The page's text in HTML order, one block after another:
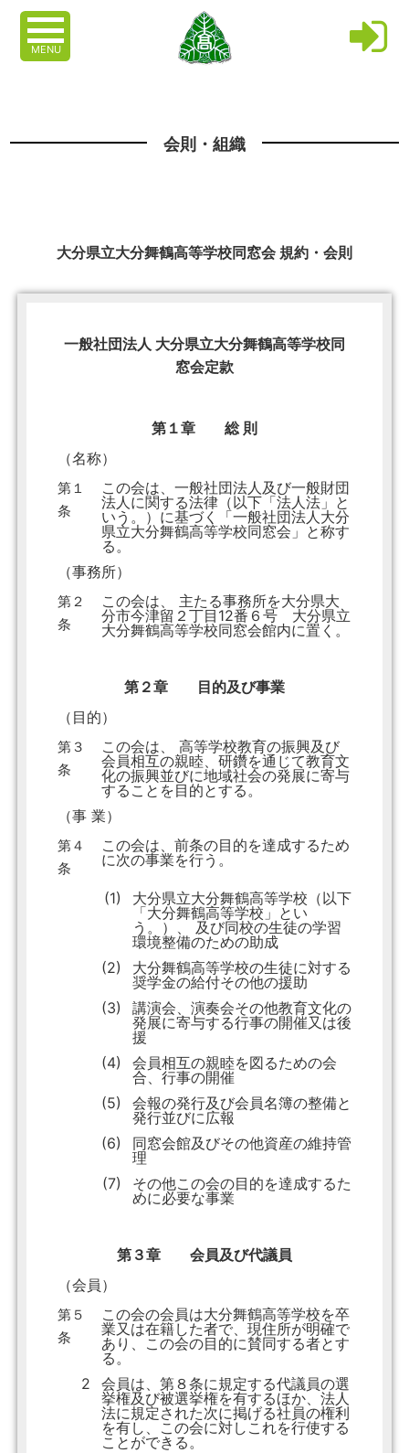
MENU
会則・組織
大分県立大分舞鶴高等学校同窓会 規約・会則
一般社団法人 大分県立大分舞鶴高等学校同
窓会定款
第１章 総 則
（名称）
第１
条
この会は、一般社団法人及び一般財団
法人に関する法律（以下「法人法」と
いう。）に基づく「一般社団法人大分
県立大分舞鶴高等学校同窓会」と称す
る。
（事務所）
第２
条
この会は、 主たる事務所を大分県大
分市今津留２丁目12番６号 大分県立
大分舞鶴高等学校同窓会館内に置く。
第２章 目的及び事業
（目的）
第３
条
この会は、 高等学校教育の振興及び
会員相互の親睦、研鑽を通じて教育文
化の振興並びに地域社会の発展に寄与
することを目的とする。
（事 業）
第４
条
この会は、前条の目的を達成するため
に次の事業を行う。
(1)
大分県立大分舞鶴高等学校（以下
「大分舞鶴高等学校」とい
う。）、 及び同校の生徒の学習
環境整備のための助成
(2)
大分舞鶴高等学校の生徒に対する
奨学金の給付その他の援助
(3)
講演会、演奏会その他教育文化の
発展に寄与する行事の開催又は後
援
(4)
会員相互の親睦を図るための会
合、行事の開催
(5)
会報の発行及び会員名簿の整備と
発行並びに広報
(6)
同窓会館及びその他資産の維持管
理
(7)
その他この会の目的を達成するた
めに必要な事業
第３章 会員及び代議員
（会員）
第５
条
この会の会員は大分舞鶴高等学校を卒
業又は在籍した者で、現住所が明確で
あり、この会の目的に賛同する者とす
る。
2
会員は、第８条に規定する代議員の選
挙権及び被選挙権を有するほか、法人
法に規定された次に掲げる社員の権利
を有し、この会に対しこれを行使する
ことができる。